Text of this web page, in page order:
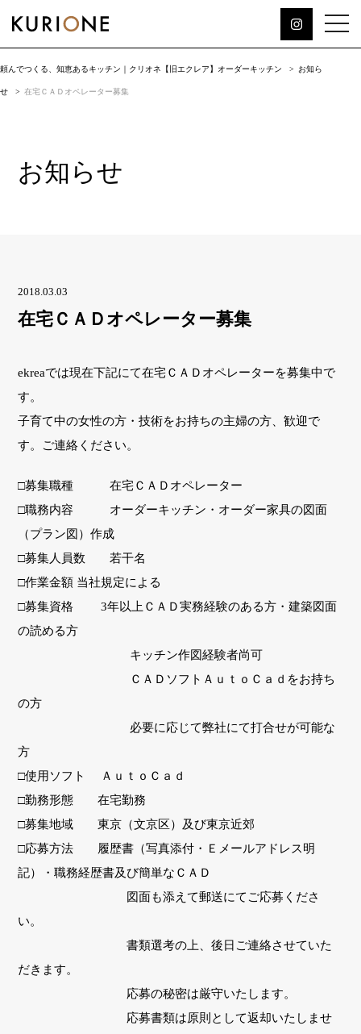
頼んでつくる、知恵あるキッチン｜クリオネ【旧エクレア】オーダーキッチン お知ら
せ 在宅ＣＡＤオペレーター募集
お知らせ
2018.03.03
在宅ＣＡＤオペレーター募集
ekreaでは現在下記にて在宅ＣＡＤオペレーターを募集中で
す。
子育て中の女性の方・技術をお持ちの主婦の方、歓迎で
す。ご連絡ください。
□募集職種 在宅ＣＡＤオペレーター
□職務内容 オーダーキッチン・オーダー家具の図面
（プラン図）作成
□募集人員数 若干名
□作業金額 当社規定による
□募集資格 3年以上ＣＡＤ実務経験のある方・建築図面
の読める方
キッチン作図経験者尚可
ＣＡＤソフトＡｕｔｏＣａｄをお持ち
の方
必要に応じて弊社にて打合せが可能な
方
□使用ソフト ＡｕｔｏＣａｄ
□勤務形態 在宅勤務
□募集地域 東京（文京区）及び東京近郊
□応募方法 履歴書（写真添付・Ｅメールアドレス明
記）・職務経歴書及び簡単なＣＡＤ
図面も添えて郵送にてご応募くださ
い。
書類選考の上、後日ご連絡させていた
だきます。
応募の秘密は厳守いたします。
応募書類は原則として返却いたしませ